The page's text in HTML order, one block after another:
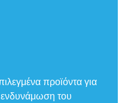
προϊόντα για
ενδυνάμωση του